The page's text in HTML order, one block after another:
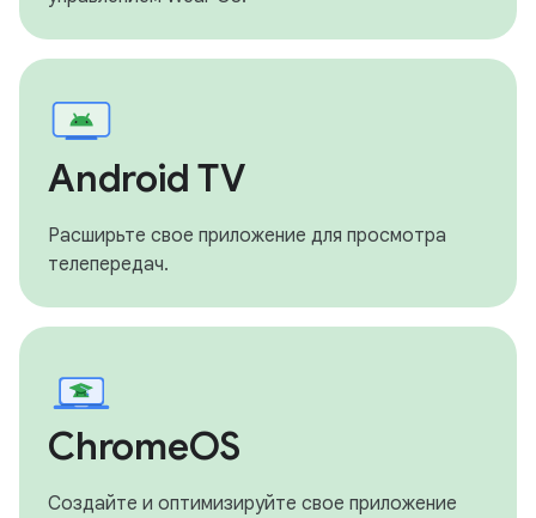
Android TV
Расширьте свое приложение для просмотра
телепередач.
ChromeOS
Создайте и оптимизируйте свое приложение